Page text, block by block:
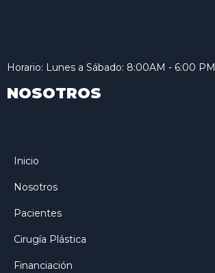
Horario: Lunes a Sábado: 8:00AM - 6:00 PM
NOSOTROS
Inicio
Nosotros
Pacientes
Cirugía Plástica
Financiación